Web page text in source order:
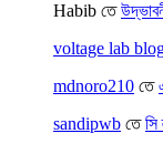
Habib তে
voltage lab
mdnoro210 তে
sandipwb তেসি